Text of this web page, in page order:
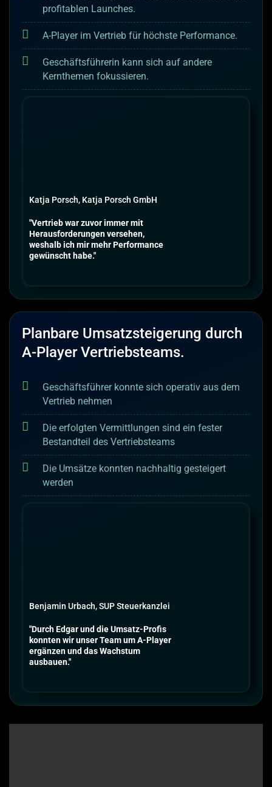
Katja Porsch, Katja Porsch GmbH
"Vertrieb war zuvor immer mit
Herausforderungen versehen,
weshalb ich mir mehr Performance
gewünscht habe."
profitablen Launches.
A-Player im Vertrieb für höchste Performance.
Geschäftsführerin kann sich auf andere
Kernthemen fokussieren.
Benjamin Urbach, SUP Steuerkanzlei
"Durch Edgar und die Umsatz-Profis
konnten wir unser Team um A-Player
ergänzen und das Wachstum
ausbauen."
Planbare Umsatzsteigerung durch
A-Player Vertriebsteams.
Geschäftsführer konnte sich operativ aus dem
Vertrieb nehmen
Die erfolgten Vermittlungen sind ein fester
Bestandteil des Vertriebsteams
Die Umsätze konnten nachhaltig gesteigert
werden